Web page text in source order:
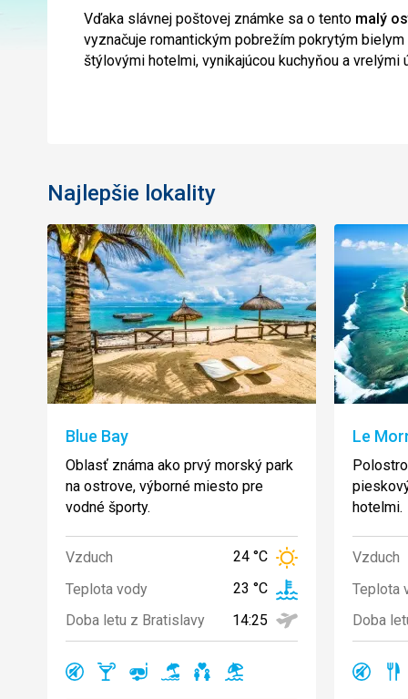
Vďaka slávnej poštovej známke sa o tento malý
vyznačuje romantickým pobrežím pokrytým
štýlovými hotelmi, vynikajúcou kuchyňou a
Najlepšie lokality
Blue Bay
Oblasť známa ako prvý morský park
na ostrove, výborné miesto pre
vodné športy.
Vzduch
24 °C
Teplota vody
23 °C
Doba letu z Bratislavy
14:25
AnoAnoAnoAnoAnoAno
Le
hotelmi.
Vzduch
Teplota
Doba
Ano